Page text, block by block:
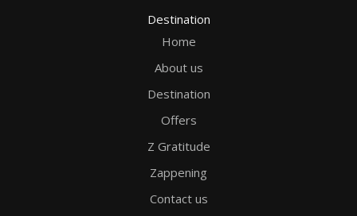
Destination
Home
About us
Destination
Offers
Z Gratitude
Zappening
Contact us